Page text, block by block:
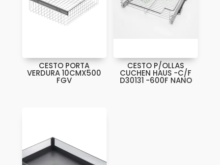
CESTO PORTA
VERDURA 10CMX500
FGV
CESTO P/OLLAS
CUCHEN HAUS -C/F
D30131 -600F NANO